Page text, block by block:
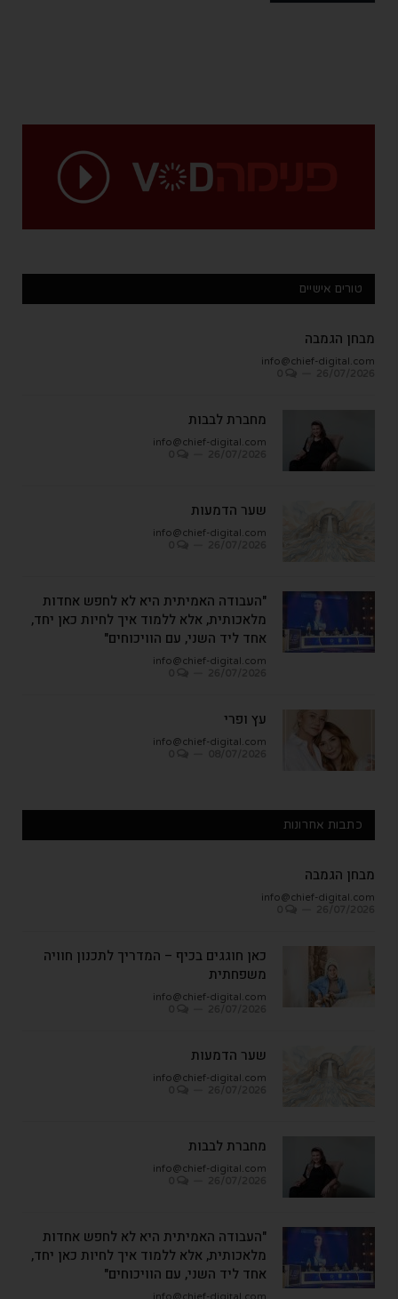
טורים אישיים
מבחן הגמבה
info@chief-digital.com
מחברת לבבות
info@chief-digital.com
שער הדמעות
info@chief-digital.com
"העבודה האמיתית היא לא לחפש אחדות
מלאכותית, אלא ללמוד איך לחיות כאן יחד,
אחד ליד השני, עם הוויכוחים"
info@chief-digital.com
עץ ופרי
info@chief-digital.com
כתבות אחרונות
מבחן הגמבה
info@chief-digital.com
כאן חוגגים בכיף – המדריך לתכנון חוויה
משפחתית
info@chief-digital.com
שער הדמעות
info@chief-digital.com
מחברת לבבות
info@chief-digital.com
"העבודה האמיתית היא לא לחפש אחדות
מלאכותית, אלא ללמוד איך לחיות כאן יחד,
אחד ליד השני, עם הוויכוחים"
info@chief-digital.com